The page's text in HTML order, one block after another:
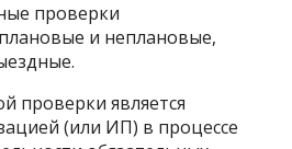
проверки
и неплановые,
проверки является
(или ИП) в процессе